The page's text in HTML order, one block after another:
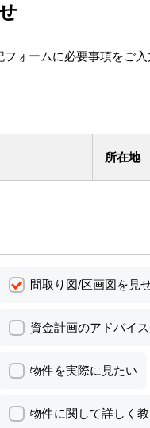
ォームに必要事項をご入
所在地
間取り図/区画図を見
資金計画のアドバイ
物件を実際に見たい
物件に関して詳しく